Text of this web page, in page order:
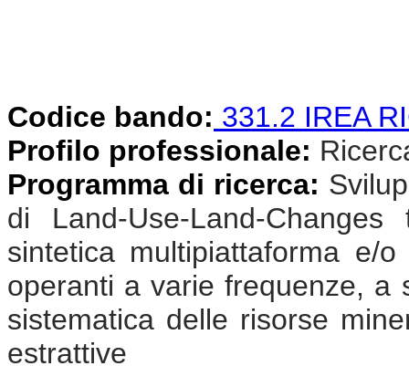
Codice bando: 331.2 IREA
Profilo professionale:
Programma di ricerca:
di Land-Use-Land-
sintetica multipiattaforma e/
operanti a varie frequenze, a
sistematica delle risorse
estrattive